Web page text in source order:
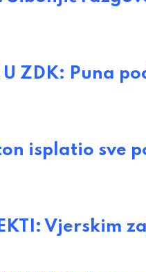
U ZDK: Puna
isplatio
Vjerskim